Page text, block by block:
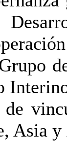
de
Asia